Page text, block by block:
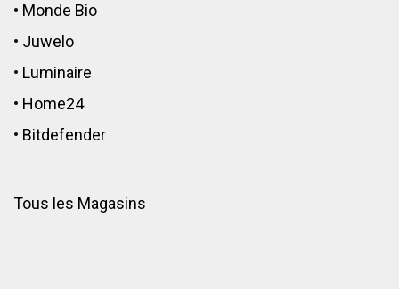
• Monde Bio
• Juwelo
• Luminaire
• Home24
• Bitdefender
Tous les Magasins